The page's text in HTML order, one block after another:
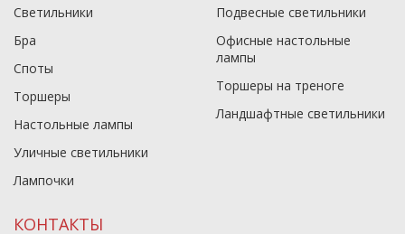
Светильники
Бра
Споты
Торшеры
Настольные лампы
Уличные светильники
Лампочки
Подвесные светильники
Офисные настольные
лампы
Торшеры на треноге
Ландшафтные светильники
КОНТАКТЫ